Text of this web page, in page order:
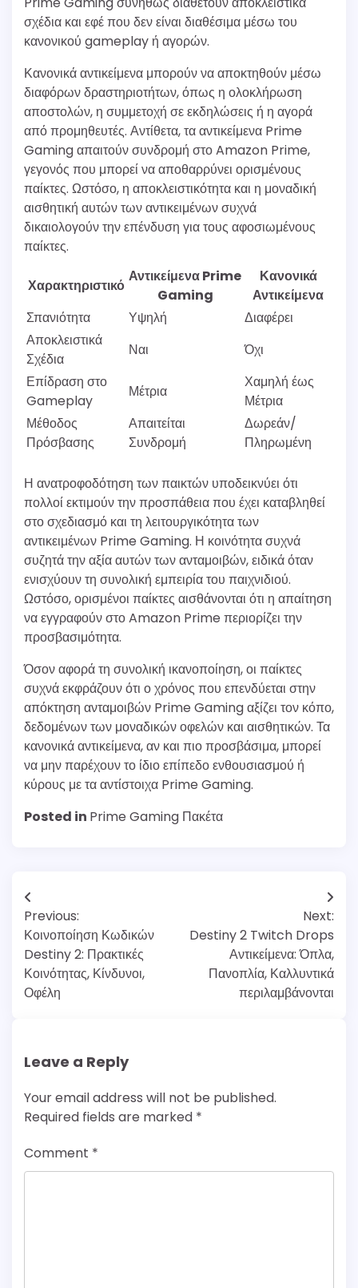
σχέδια και εφέ που δεν είναι διαθέσιμα μέσω του
κανονικού gameplay ή αγορών.
Κανονικά αντικείμενα μπορούν να αποκτηθούν μέσω
διαφόρων δραστηριοτήτων, όπως η ολοκλήρωση
αποστολών, η συμμετοχή σε εκδηλώσεις ή η αγορά
από προμηθευτές. Αντίθετα, τα αντικείμενα Prime
Gaming απαιτούν συνδρομή στο Amazon Prime,
γεγονός που μπορεί να αποθαρρύνει ορισμένους
παίκτες. Ωστόσο, η αποκλειστικότητα και η μοναδική
αισθητική αυτών των αντικειμένων συχνά
δικαιολογούν την επένδυση για τους αφοσιωμένους
παίκτες.
Χαρακτηριστικό
Αντικείμενα Prime
Gaming
Κανονικά
Αντικείμενα
Σπανιότητα
Υψηλή
Διαφέρει
Αποκλειστικά
Σχέδια
Ναι
Όχι
Επίδραση στο
Gameplay
Μέτρια
Χαμηλή έως
Μέτρια
Μέθοδος
Πρόσβασης
Απαιτείται
Συνδρομή
Δωρεάν/
Πληρωμένη
Η ανατροφοδότηση των παικτών υποδεικνύει ότι
πολλοί εκτιμούν την προσπάθεια που έχει καταβληθεί
στο σχεδιασμό και τη λειτουργικότητα των
αντικειμένων Prime Gaming. Η κοινότητα συχνά
συζητά την αξία αυτών των ανταμοιβών, ειδικά όταν
ενισχύουν τη συνολική εμπειρία του παιχνιδιού.
Ωστόσο, ορισμένοι παίκτες αισθάνονται ότι η απαίτηση
να εγγραφούν στο Amazon Prime περιορίζει την
προσβασιμότητα.
Όσον αφορά τη συνολική ικανοποίηση, οι παίκτες
συχνά εκφράζουν ότι ο χρόνος που επενδύεται στην
απόκτηση ανταμοιβών Prime Gaming αξίζει τον κόπο,
δεδομένων των μοναδικών οφελών και αισθητικών. Τα
κανονικά αντικείμενα, αν και πιο προσβάσιμα, μπορεί
να μην παρέχουν το ίδιο επίπεδο ενθουσιασμού ή
κύρους με τα αντίστοιχα Prime Gaming.
Posted in Prime Gaming Πακέτα
Post
navigation
Previous:
Κοινοποίηση Κωδικών
Destiny 2: Πρακτικές
Κοινότητας, Κίνδυνοι,
Οφέλη
Next:
Destiny 2 Twitch Drops
Αντικείμενα: Όπλα,
Πανοπλία, Καλλυντικά
περιλαμβάνονται
Leave a Reply
Your email address will not be published.
Required fields are marked *
Comment *